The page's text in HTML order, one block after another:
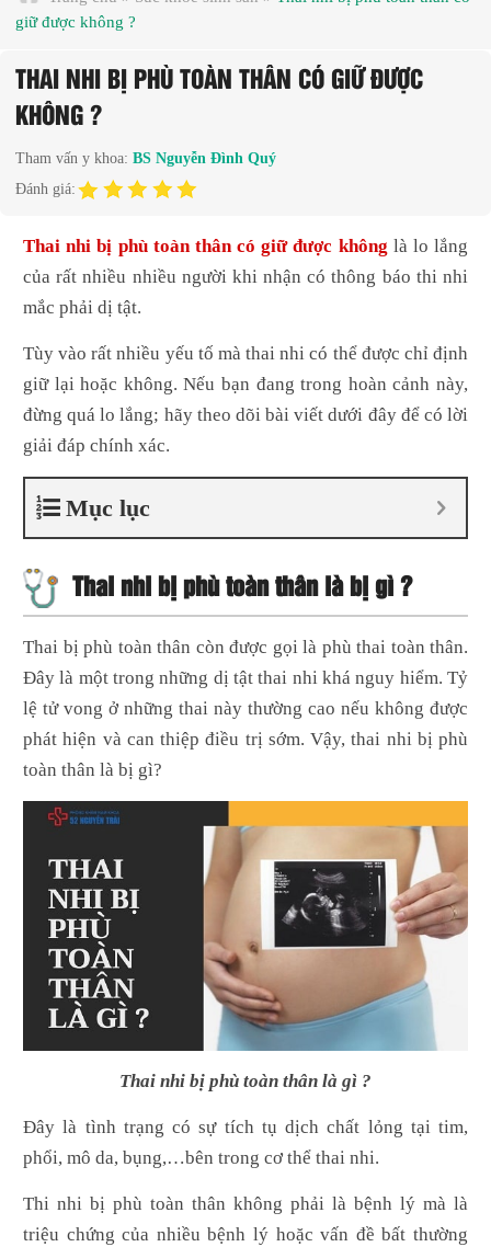
giữ được không ?
THAI NHI BỊ PHÙ TOÀN THÂN CÓ GIỮ ĐƯỢC
KHÔNG ?
Tham vấn y khoa: BS Nguyễn Đình Quý
Đánh giá:
Thai nhi bị phù toàn thân có giữ được không là lo lắng
của rất nhiều nhiều người khi nhận có thông báo thi nhi
mắc phải dị tật.
Tùy vào rất nhiều yếu tố mà thai nhi có thể được chỉ định
giữ lại hoặc không. Nếu bạn đang trong hoàn cảnh này,
đừng quá lo lắng; hãy theo dõi bài viết dưới đây để có lời
giải đáp chính xác.
Mục lục
Thai nhi bị phù toàn thân là bị gì ?
Thai bị phù toàn thân còn được gọi là phù thai toàn thân.
Đây là một trong những dị tật thai nhi khá nguy hiểm. Tỷ
lệ tử vong ở những thai này thường cao nếu không được
phát hiện và can thiệp điều trị sớm. Vậy, thai nhi bị phù
toàn thân là bị gì?
Thai nhi bị phù toàn thân là gì ?
Đây là tình trạng có sự tích tụ dịch chất lỏng tại tim,
phổi, mô da, bụng,…bên trong cơ thể thai nhi.
Thi nhi bị phù toàn thân không phải là bệnh lý mà là
triệu chứng của nhiều bệnh lý hoặc vấn đề bất thường